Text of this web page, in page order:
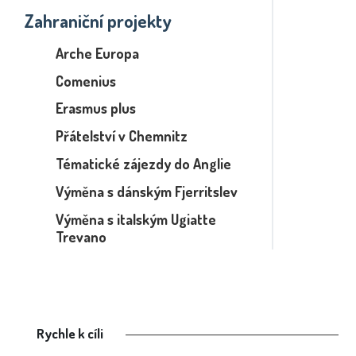
Zahraniční projekty
Arche Europa
Comenius
Erasmus plus
Přátelství v Chemnitz
Tématické zájezdy do Anglie
Výměna s dánským Fjerritslev
Výměna s italským Ugiatte
Trevano
Rychle k cíli